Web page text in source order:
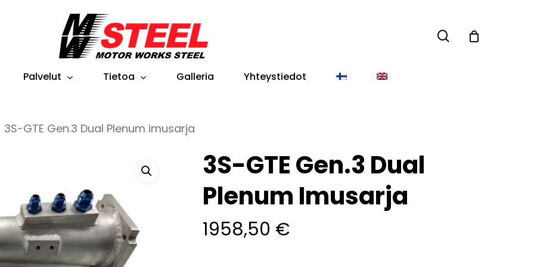
Palvelut Tietoa Galleria Yhteystiedot
Cart
3S-GTE Gen.3 Dual Plenum imusarja
3S-GTE Gen.3 Dual
Plenum Imusarja
1958,50 €